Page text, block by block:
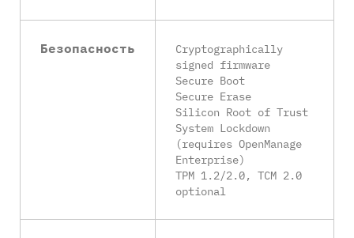
Безопасность
Cryptographically
signed firmware
Secure Boot
Secure Erase
Silicon Root of Trust
System Lockdown
(requires OpenManage
Enterprise)
TPM 1.2/2.0, TCM 2.0
optional